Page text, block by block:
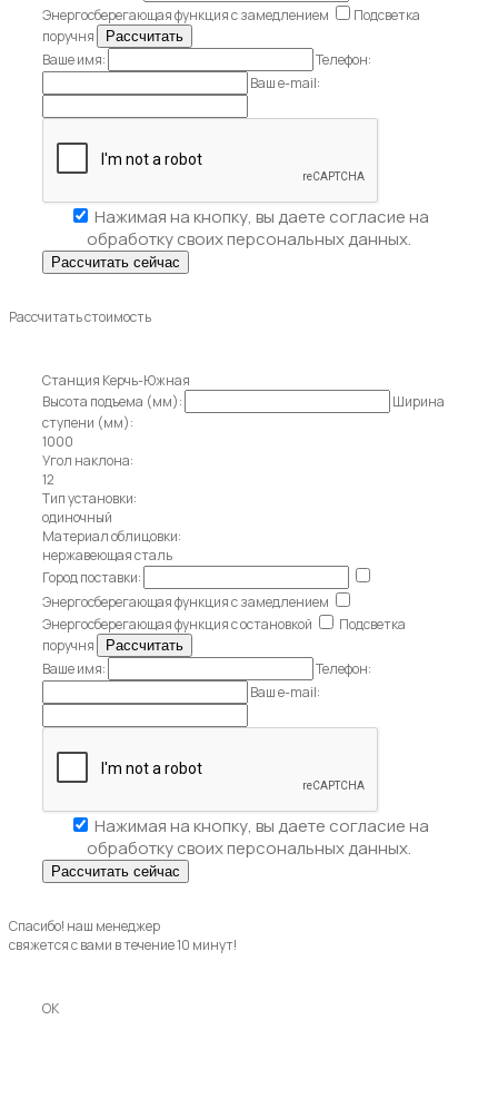
Энергосберегающая функция с замедлением
Подсветка
поручня
Ваше имя:
Телефон:
Ваш e-mail:
Нажимая на кнопку, вы даете согласие на
обработку своих персональных данных.
Рассчитать стоимость
Станция Керчь-Южная
Высота подъема (мм):
Ширина
ступени (мм):
1000
Угол наклона:
12
Тип установки:
одиночный
Материал облицовки:
нержавеющая сталь
Город поставки:
Энергосберегающая функция с замедлением
Энергосберегающая функция с остановкой
Подсветка
поручня
Ваше имя:
Телефон:
Ваш e-mail:
Нажимая на кнопку, вы даете согласие на
обработку своих персональных данных.
Спасибо! наш менеджер
свяжется с вами в течение 10 минут!
OK